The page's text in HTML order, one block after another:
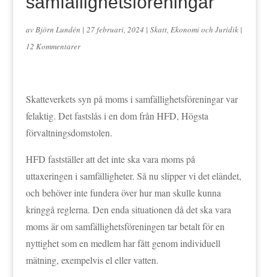
avBjörn Lundén | 27 februari, 2024 | Skatt, Ekonomi och Juridik|
12 Kommentarer
Skatteverkets syn på moms i samfällighetsföreningar var
felaktig. Det fastslås i en dom från HFD, Högsta
förvaltningsdomstolen.
HFD fastställer att det inte ska vara moms på
uttaxeringen i samfälligheter. Så nu slipper vi det eländet,
och behöver inte fundera över hur man skulle kunna
kringgå reglerna. Den enda situationen då det ska vara
moms är om samfällighetsföreningen tar betalt för en
nyttighet som en medlem har fått genom individuell
mätning, exempelvis el eller vatten.